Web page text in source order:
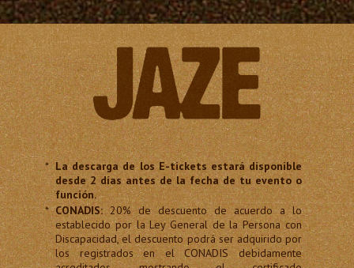
* La descarga de los E-tickets estará disponible
desde 2 días antes de la fecha de tu evento o
función.
* CONADIS:20% de descuento de acuerdo a lo
establecido por la Ley General de la Persona con
Discapacidad, el descuento podrá ser adquirido por
los registrados en el CONADIS debidamente